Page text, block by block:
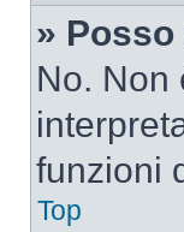
» Posso
No. Non
funzioni
Top